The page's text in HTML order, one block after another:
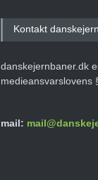
Kontakt
danskejernbaner.dk
medieansvarslovens
mail: